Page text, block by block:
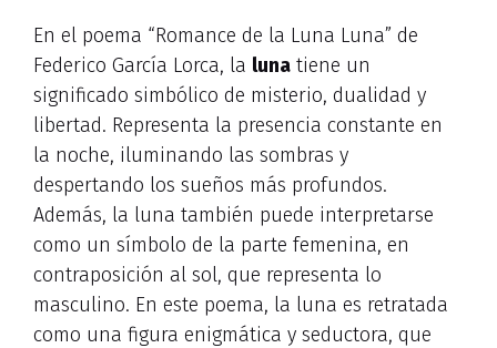
En el poema “Romance de la Luna Luna” de
Federico García Lorca, la luna tiene un
significado simbólico de misterio, dualidad y
libertad. Representa la presencia constante en
la noche, iluminando las sombras y
despertando los sueños más profundos.
Además, la luna también puede interpretarse
como un símbolo de la parte femenina, en
contraposición al sol, que representa lo
masculino. En este poema, la luna es retratada
como una figura enigmática y seductora, que